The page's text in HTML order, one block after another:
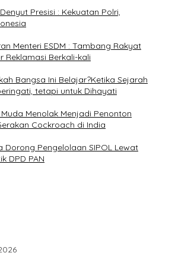
Presisi : Kekuatan Polri,
Menteri ESDM : Tambang Rakyat
Reklamasi Berkali-kali
Bangsa Ini Belajar?Ketika Sejarah
tetapi untuk Dihayati
Menolak Menjadi Penonton
Cockroach di India
Dorong Pengelolaan SIPOL Lewat
DPD PAN